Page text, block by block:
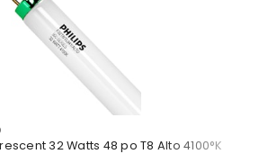
32 Watts 48 po T8 Alto 4100°K